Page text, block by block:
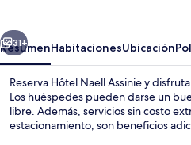
Siguiente
31+
ResumenHabitacionesUbicación
Reserva Hôtel Naell Assinie y
Los huéspedes pueden darse un
libre. Además, servicios sin costo
estacionamiento, son beneficios